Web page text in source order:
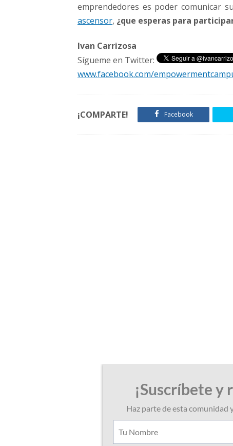
emprendedores es poder comunicar
ascensor, ¿que esperas para
Ivan Carrizosa
Sígueme en Twitter:
www.facebook.com/
¡COMPARTE! Facebook